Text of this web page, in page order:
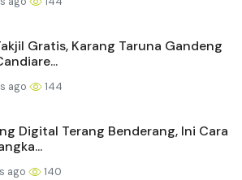
Gratis, Karang Taruna Gandeng
ago 144
Digital Terang Benderang, Ini Cara
ago 140